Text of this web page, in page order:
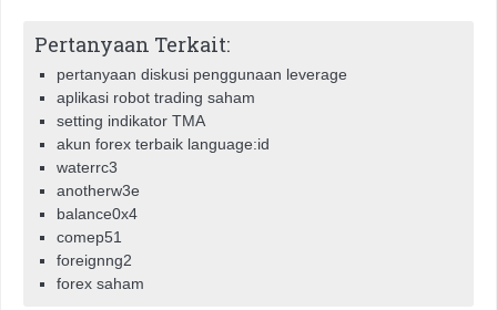
Pertanyaan Terkait:
pertanyaan diskusi penggunaan leverage
aplikasi robot trading saham
setting indikator TMA
akun forex terbaik language:id
waterrc3
anotherw3e
balance0x4
comep51
foreignng2
forex saham